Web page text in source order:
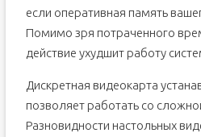
если оперативная память
Помимо зря потраченного
действие ухудшит работу
Дискретная видеокарта
позволяет работать со
Разновидности настольных